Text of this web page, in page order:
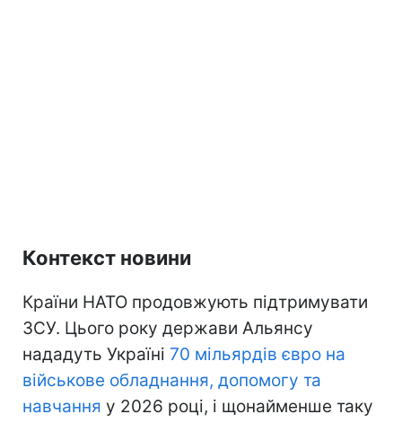
Контекст новини
Країни НАТО продовжують підтримувати
ЗСУ. Цього року держави Альянсу
нададуть Україні 70 мільярдів євро на
військове обладнання, допомогу та
навчання у 2026 році, і щонайменше таку